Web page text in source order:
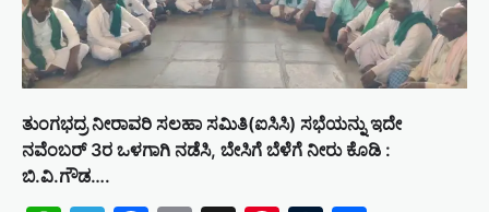
ತುಂಗಭದ್ರ ನೀರಾವರಿ ಸಲಹಾ ಸಮಿತಿ(ಐಸಿಸಿ) ಸಭೆಯನ್ನು ಇದೇ
ನವೆಂಬರ್ 3ರ ಒಳಗಾಗಿ ನಡೆಸಿ, ಬೇಸಿಗೆ ಬೆಳೆಗೆ ನೀರು ಕೊಡಿ :
ಬಿ.ವಿ.ಗೌಡ….